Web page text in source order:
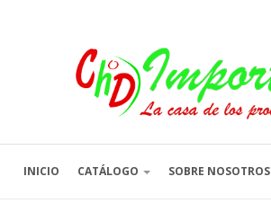
INICIO CATÁLOGO SOBRE NOSOTROS